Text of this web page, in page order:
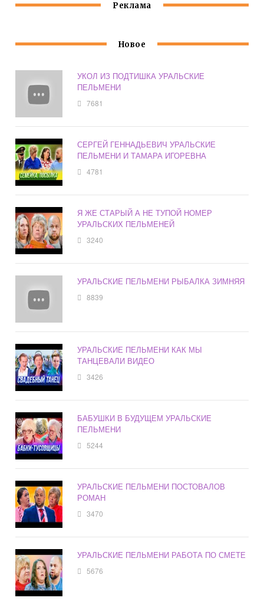
Реклама
Новое
УКОЛ ИЗ ПОДТИШКА УРАЛЬСКИЕ
ПЕЛЬМЕНИ
7681
СЕРГЕЙ ГЕННАДЬЕВИЧ УРАЛЬСКИЕ
ПЕЛЬМЕНИ И ТАМАРА ИГОРЕВНА
4781
Я ЖЕ СТАРЫЙ А НЕ ТУПОЙ НОМЕР
УРАЛЬСКИХ ПЕЛЬМЕНЕЙ
3240
УРАЛЬСКИЕ ПЕЛЬМЕНИ РЫБАЛКА ЗИМНЯЯ
8839
УРАЛЬСКИЕ ПЕЛЬМЕНИ КАК МЫ
ТАНЦЕВАЛИ ВИДЕО
3426
БАБУШКИ В БУДУЩЕМ УРАЛЬСКИЕ
ПЕЛЬМЕНИ
5244
УРАЛЬСКИЕ ПЕЛЬМЕНИ ПОСТОВАЛОВ
РОМАН
3470
УРАЛЬСКИЕ ПЕЛЬМЕНИ РАБОТА ПО СМЕТЕ
5676